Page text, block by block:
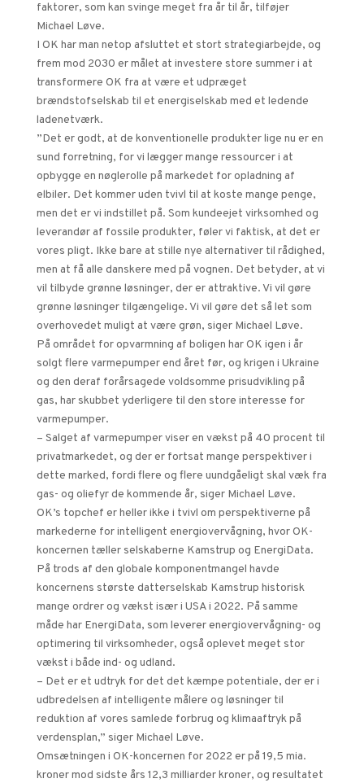
faktorer, som kan svinge meget fra år til år, tilføjer
Michael Løve.
I OK har man netop afsluttet et stort strategiarbejde, og
frem mod 2030 er målet at investere store summer i at
transformere OK fra at være et udpræget
brændstofselskab til et energiselskab med et ledende
ladenetværk.
”Det er godt, at de konventionelle produkter lige nu er en
sund forretning, for vi lægger mange ressourcer i at
opbygge en nøglerolle på markedet for opladning af
elbiler. Det kommer uden tvivl til at koste mange penge,
men det er vi indstillet på. Som kundeejet virksomhed og
leverandør af fossile produkter, føler vi faktisk, at det er
vores pligt. Ikke bare at stille nye alternativer til rådighed,
men at få alle danskere med på vognen. Det betyder, at vi
vil tilbyde grønne løsninger, der er attraktive. Vi vil gøre
grønne løsninger tilgængelige. Vi vil gøre det så let som
overhovedet muligt at være grøn, siger Michael Løve.
På området for opvarmning af boligen har OK igen i år
solgt flere varmepumper end året før, og krigen i Ukraine
og den deraf forårsagede voldsomme prisudvikling på
gas, har skubbet yderligere til den store interesse for
varmepumper.
– Salget af varmepumper viser en vækst på 40 procent til
privatmarkedet, og der er fortsat mange perspektiver i
dette marked, fordi flere og flere uundgåeligt skal væk fra
gas- og oliefyr de kommende år, siger Michael Løve.
OK’s topchef er heller ikke i tvivl om perspektiverne på
markederne for intelligent energiovervågning, hvor OK-
koncernen tæller selskaberne Kamstrup og EnergiData.
På trods af den globale komponentmangel havde
koncernens største datterselskab Kamstrup historisk
mange ordrer og vækst især i USA i 2022. På samme
måde har EnergiData, som leverer energiovervågning- og
optimering til virksomheder, også oplevet meget stor
vækst i både ind- og udland.
– Det er et udtryk for det det kæmpe potentiale, der er i
udbredelsen af intelligente målere og løsninger til
reduktion af vores samlede forbrug og klimaaftryk på
verdensplan,” siger Michael Løve.
Omsætningen i OK-koncernen for 2022 er på 19,5 mia.
kroner mod sidste års 12,3 milliarder kroner, og resultatet